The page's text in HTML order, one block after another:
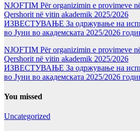
NJOFTIM Për organizimin e provimeve
Qershorit në vitin akademik 2025/2026
ИЗВЕСТУВАЊЕ За одржување на
во Јуни во академската 2025/2026
NJOFTIM Për organizimin e provimeve
Qershorit në vitin akademik 2025/2026
ИЗВЕСТУВАЊЕ За одржување на
во Јуни во академската 2025/2026
You missed
Uncategorized